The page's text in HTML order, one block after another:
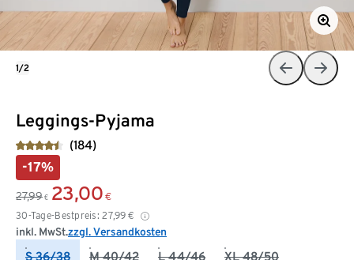
Leggings-Pyjama
(184)
-17%
27,99 € 23,00 €
30-Tage-Bestpreis: 27,99 €
inkl. MwSt.zzgl. Versandkosten
S 36/38 M 40/42 L 44/46 XL 48/50
1/2